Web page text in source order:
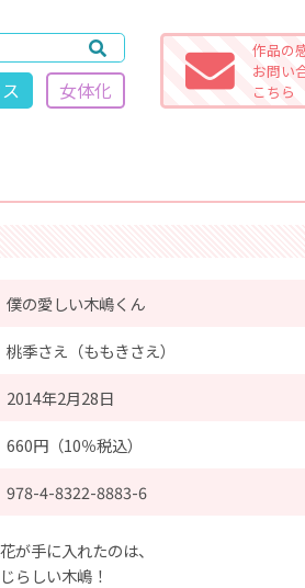
女体化
作品の
お問い
こちら
僕の愛しい木嶋くん
桃季さえ（ももきさえ）
2014年2月28日
660円（10％税込）
978-4-8322-8883-6
が手に入れたのは、
らしい木嶋！